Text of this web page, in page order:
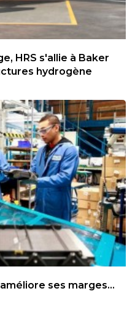
HRS s'allie à Baker
hydrogène
ses marges...